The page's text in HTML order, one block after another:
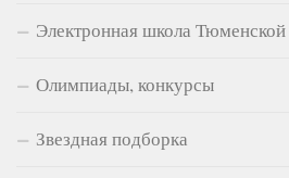
Электронная школа Тюменской
Олимпиады, конкурсы
Звездная подборка